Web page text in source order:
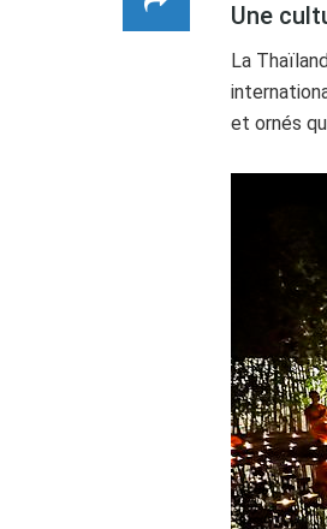
Une
La
et ornés